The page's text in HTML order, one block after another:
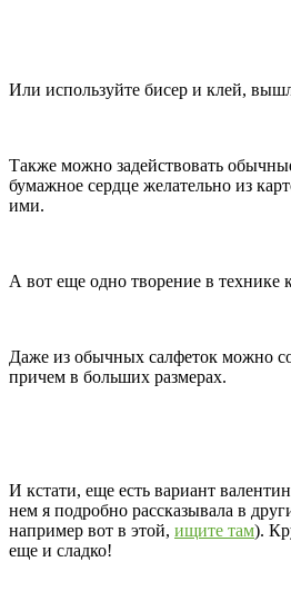
Или используйте бисер и клей,
Также можно задействовать
бумажное сердце желательно из
ими.
А вот еще одно творение в технике
Даже из обычных салфеток можно
причем в больших размерах.
И кстати, еще есть вариант
нем я подробно рассказывала в
например вот в этой, ищите там).
еще и сладко!